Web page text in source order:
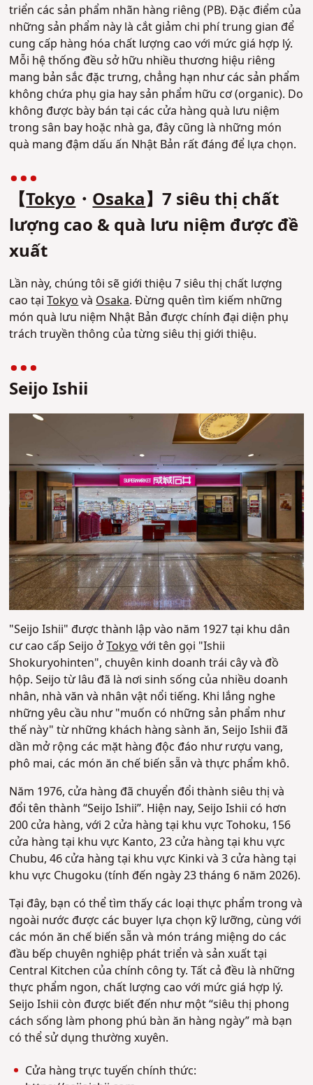
triển các sản phẩm nhãn hàng riêng (PB). Đặc điểm của
những sản phẩm này là cắt giảm chi phí trung gian để
cung cấp hàng hóa chất lượng cao với mức giá hợp lý.
Mỗi hệ thống đều sở hữu nhiều thương hiệu riêng
mang bản sắc đặc trưng, chẳng hạn như các sản phẩm
không chứa phụ gia hay sản phẩm hữu cơ (organic). Do
không được bày bán tại các cửa hàng quà lưu niệm
trong sân bay hoặc nhà ga, đây cũng là những món
quà mang đậm dấu ấn Nhật Bản rất đáng để lựa chọn.
【Tokyo・Osaka】7 siêu thị chất
lượng cao & quà lưu niệm được đề
xuất
Lần này, chúng tôi sẽ giới thiệu 7 siêu thị chất lượng
cao tạiTokyovàOsaka. Đừng quên tìm kiếm những
món quà lưu niệm Nhật Bản được chính đại diện phụ
trách truyền thông của từng siêu thị giới thiệu.
Seijo Ishii
"Seijo Ishii" được thành lập vào năm 1927 tại khu dân
cư cao cấp Seijo ởTokyovới tên gọi "Ishii
Shokuryohinten", chuyên kinh doanh trái cây và đồ
hộp. Seijo từ lâu đã là nơi sinh sống của nhiều doanh
nhân, nhà văn và nhân vật nổi tiếng. Khi lắng nghe
những yêu cầu như "muốn có những sản phẩm như
thế này" từ những khách hàng sành ăn, Seijo Ishii đã
dần mở rộng các mặt hàng độc đáo như rượu vang,
phô mai, các món ăn chế biến sẵn và thực phẩm khô.
Năm 1976, cửa hàng đã chuyển đổi thành siêu thị và
đổi tên thành “Seijo Ishii”. Hiện nay, Seijo Ishii có hơn
200 cửa hàng, với 2 cửa hàng tại khu vực Tohoku, 156
cửa hàng tại khu vực Kanto, 23 cửa hàng tại khu vực
Chubu, 46 cửa hàng tại khu vực Kinki và 3 cửa hàng tại
khu vực Chugoku (tính đến ngày 23 tháng 6 năm 2026).
Tại đây, bạn có thể tìm thấy các loại thực phẩm trong và
ngoài nước được các buyer lựa chọn kỹ lưỡng, cùng với
các món ăn chế biến sẵn và món tráng miệng do các
đầu bếp chuyên nghiệp phát triển và sản xuất tại
Central Kitchen của chính công ty. Tất cả đều là những
thực phẩm ngon, chất lượng cao với mức giá hợp lý.
Seijo Ishii còn được biết đến như một “siêu thị phong
cách sống làm phong phú bàn ăn hàng ngày” mà bạn
có thể sử dụng thường xuyên.
Cửa hàng trực tuyến chính thức: